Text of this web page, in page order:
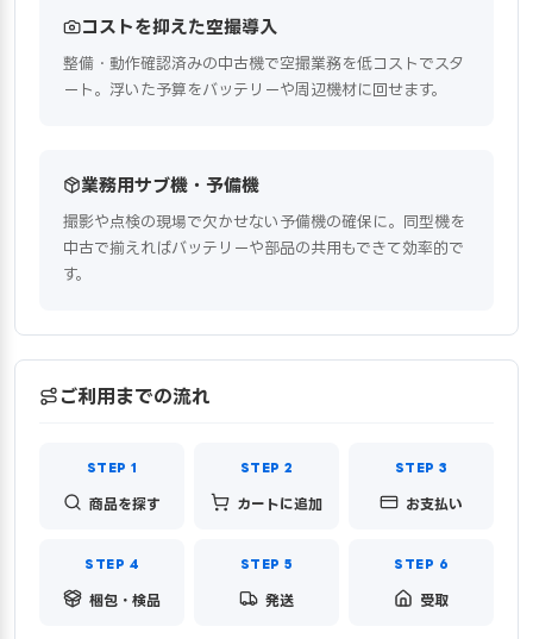
コストを抑えた空撮導入
整備・動作確認済みの中古機で空撮業務を低コストでスタ
ート。浮いた予算をバッテリーや周辺機材に回せます。
業務用サブ機・予備機
撮影や点検の現場で欠かせない予備機の確保に。同型機を
中古で揃えればバッテリーや部品の共用もできて効率的で
す。
ご利用までの流れ
商品を探す カートに追加 お支払い
梱包・検品 発送 受取